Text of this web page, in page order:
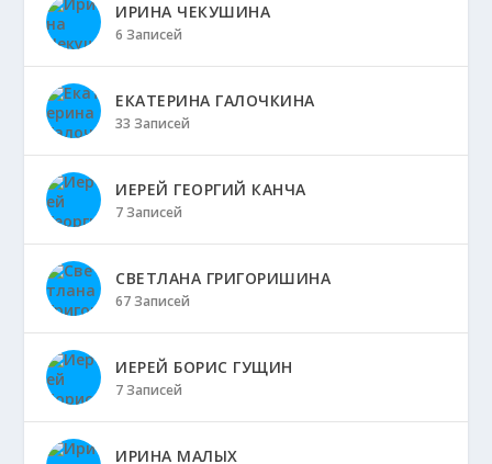
ИРИНА ЧЕКУШИНА
6 Записей
ЕКАТЕРИНА ГАЛОЧКИНА
33 Записей
ИЕРЕЙ ГЕОРГИЙ КАНЧА
7 Записей
СВЕТЛАНА ГРИГОРИШИНА
67 Записей
ИЕРЕЙ БОРИС ГУЩИН
7 Записей
ИРИНА МАЛЫХ